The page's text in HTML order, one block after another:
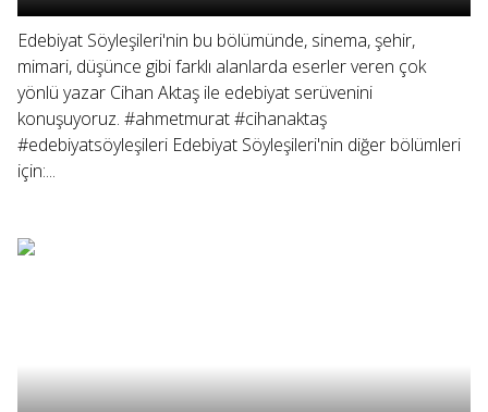
Edebiyat Söyleşileri'nin bu bölümünde, sinema, şehir,
mimari, düşünce gibi farklı alanlarda eserler veren çok
yönlü yazar Cihan Aktaş ile edebiyat serüvenini
konuşuyoruz. #ahmetmurat #cihanaktaş
#edebiyatsöyleşileri Edebiyat Söyleşileri'nin diğer bölümleri
için:...